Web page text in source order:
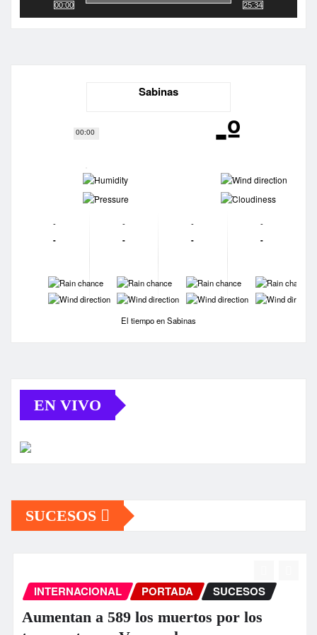
00:00
00:00
25:34
Sabinas
-º
-
-
-
-
-
-
-
-
-
-
-
-
-
-
-
-
-
-
-
-
El tiempo en Sabinas
EN VIVO
SUCESOS
INTERNACIONAL PORTADA SUCESOS
Aumentan a 589 los muertos por los